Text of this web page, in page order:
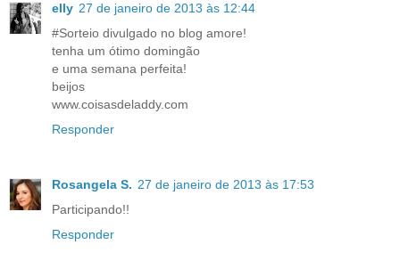
elly 27 de janeiro de 2013 às 12:44
#Sorteio divulgado no blog amore!
tenha um ótimo domingão
e uma semana perfeita!
beijos
www.coisasdeladdy.com
Responder
Rosangela S. 27 de janeiro de 2013 às 17:53
Participando!!
Responder